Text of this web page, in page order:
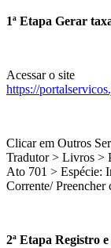
1ª Etapa Gerar
Acessar o site
https://
Clicar em Outros
Tradutor > Livros >
Ato 701 > Espécie:
Corrente/ Preencher
2ª Etapa Registro